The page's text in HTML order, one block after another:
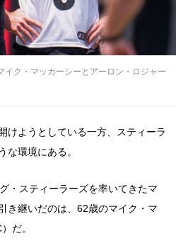
イク・マッカーシーとアーロン・ロジャー
けようとしている一方、スティーラ
な環境にある。
・スティーラーズを率いてきたマ
き継いだのは、62歳のマイク・マ
だ。